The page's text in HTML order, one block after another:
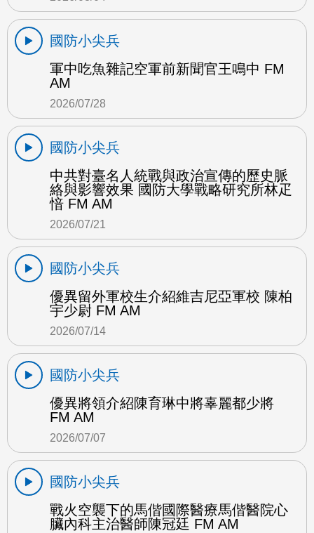
國防小尖兵
軍中吃魚雜記空軍前新聞官王鳴中 FM
AM
2026/07/28
國防小尖兵
中共對臺名人統戰與政治宣傳的歷史脈
絡與影響效果 國防大學戰略研究所林疋
愔 FM AM
2026/07/21
國防小尖兵
優異留外軍校生介紹維吉尼亞軍校 陳柏
宇少尉 FM AM
2026/07/14
國防小尖兵
優異將領介紹陳育琳中將辜麗都少將
FM AM
2026/07/07
國防小尖兵
戰火空襲下的馬偕國際醫療馬偕醫院心
臟內科主治醫師陳冠廷 FM AM